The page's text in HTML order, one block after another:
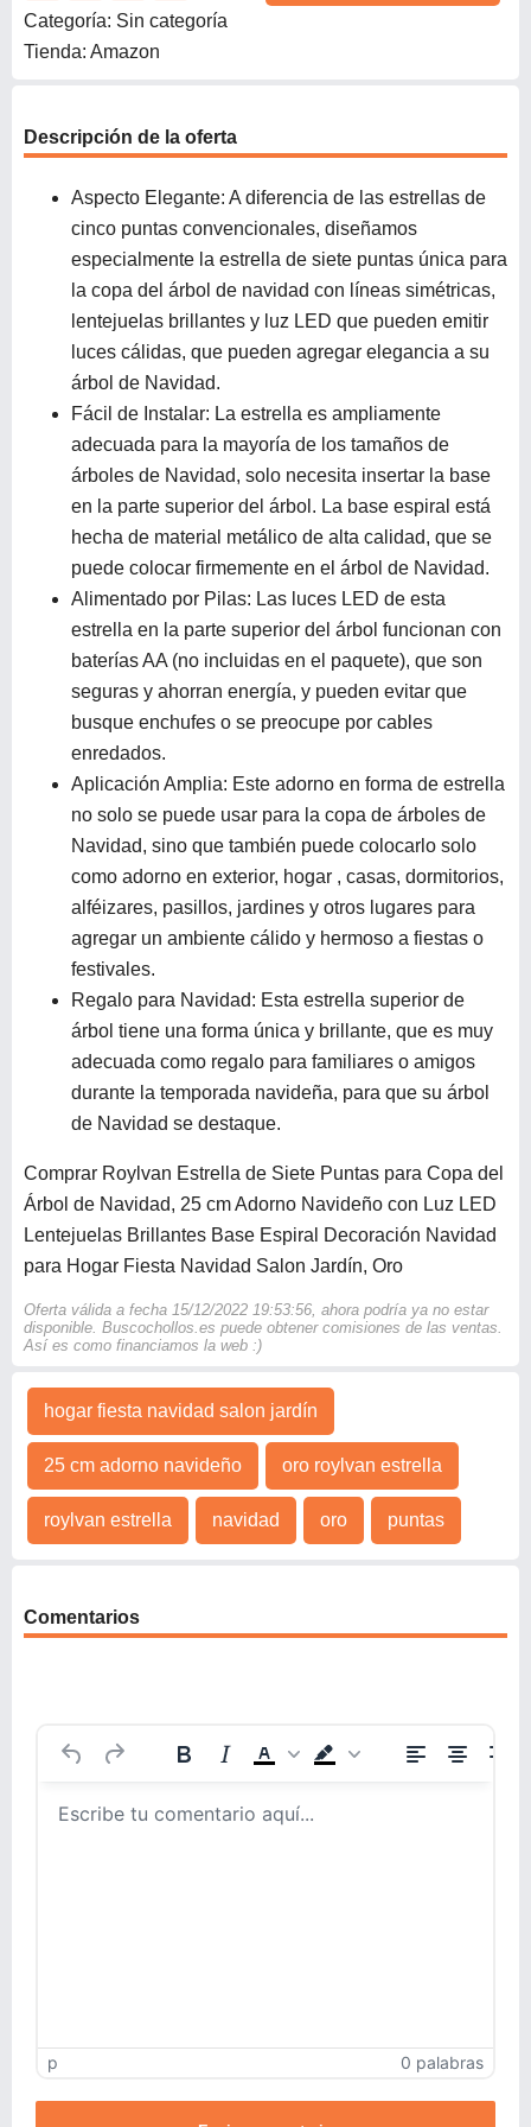
Categoría: Sin categoría
Tienda: Amazon
Descripción de la oferta
Aspecto Elegante: A diferencia de las estrellas de
cinco puntas convencionales, diseñamos
especialmente la estrella de siete puntas única para
la copa del árbol de navidad con líneas simétricas,
lentejuelas brillantes y luz LED que pueden emitir
luces cálidas, que pueden agregar elegancia a su
árbol de Navidad.
Fácil de Instalar: La estrella es ampliamente
adecuada para la mayoría de los tamaños de
árboles de Navidad, solo necesita insertar la base
en la parte superior del árbol. La base espiral está
hecha de material metálico de alta calidad, que se
puede colocar firmemente en el árbol de Navidad.
Alimentado por Pilas: Las luces LED de esta
estrella en la parte superior del árbol funcionan con
baterías AA (no incluidas en el paquete), que son
seguras y ahorran energía, y pueden evitar que
busque enchufes o se preocupe por cables
enredados.
Aplicación Amplia: Este adorno en forma de estrella
no solo se puede usar para la copa de árboles de
Navidad, sino que también puede colocarlo solo
como adorno en exterior, hogar , casas, dormitorios,
alféizares, pasillos, jardines y otros lugares para
agregar un ambiente cálido y hermoso a fiestas o
festivales.
Regalo para Navidad: Esta estrella superior de
árbol tiene una forma única y brillante, que es muy
adecuada como regalo para familiares o amigos
durante la temporada navideña, para que su árbol
de Navidad se destaque.
Comprar Roylvan Estrella de Siete Puntas para Copa del
Árbol de Navidad, 25 cm Adorno Navideño con Luz LED
Lentejuelas Brillantes Base Espiral Decoración Navidad
para Hogar Fiesta Navidad Salon Jardín, Oro
Oferta válida a fecha 15/12/2022 19:53:56, ahora podría ya no estar
disponible. Buscochollos.es puede obtener comisiones de las ventas.
Así es como financiamos la web :)
hogar fiesta navidad salon jardín
25 cm adorno navideño oro roylvan estrella
roylvan estrella navidad oro puntas
Comentarios
p 0 palabras